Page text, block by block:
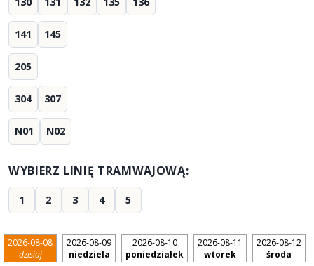
141 145
205
304 307
N01 N02
WYBIERZ LINIĘ TRAMWAJOWĄ:
1 2 3 4 5
2026-08-08
dzisiaj
2026-08-09
niedziela
2026-08-10
poniedziałek
2026-08-11
wtorek
2026-08-12
środa